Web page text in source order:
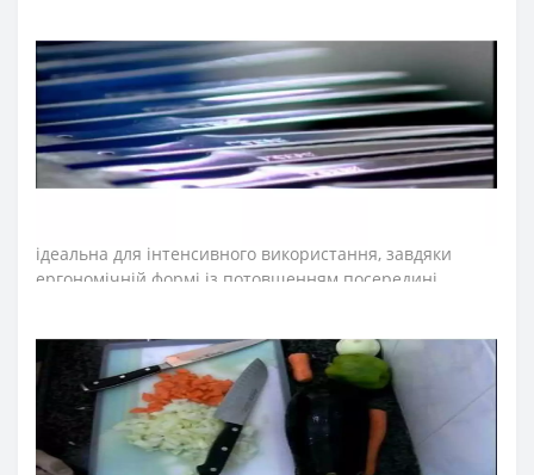
нержавіючої сталі NITRUM, що має надвисоку ріжучу
здатність, підвищену твердість та корозостійкість. У
результаті лезо поварського ножа довго не
затуплюється, не ржавіє, тому виріб має довгий термін
служби, забезпечуючи економічну ефективність
інвентарю.
ідеальна для інтенсивного використання, завдяки
ергономічній формі із потовщенням посередині.
поліоксиметиленових накладок, які не створюють
щілин та запобігають проникненню мікроскопічних
елементів їжі. Закріплюють конструкцію рукоятки
міцні металеві заклепки, що сприяють довготривалій
роботі з поварським ножем. Антиковзкий виступ,